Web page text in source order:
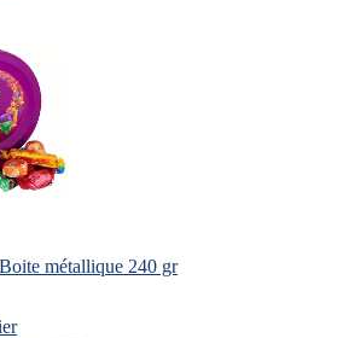
métallique 240 gr